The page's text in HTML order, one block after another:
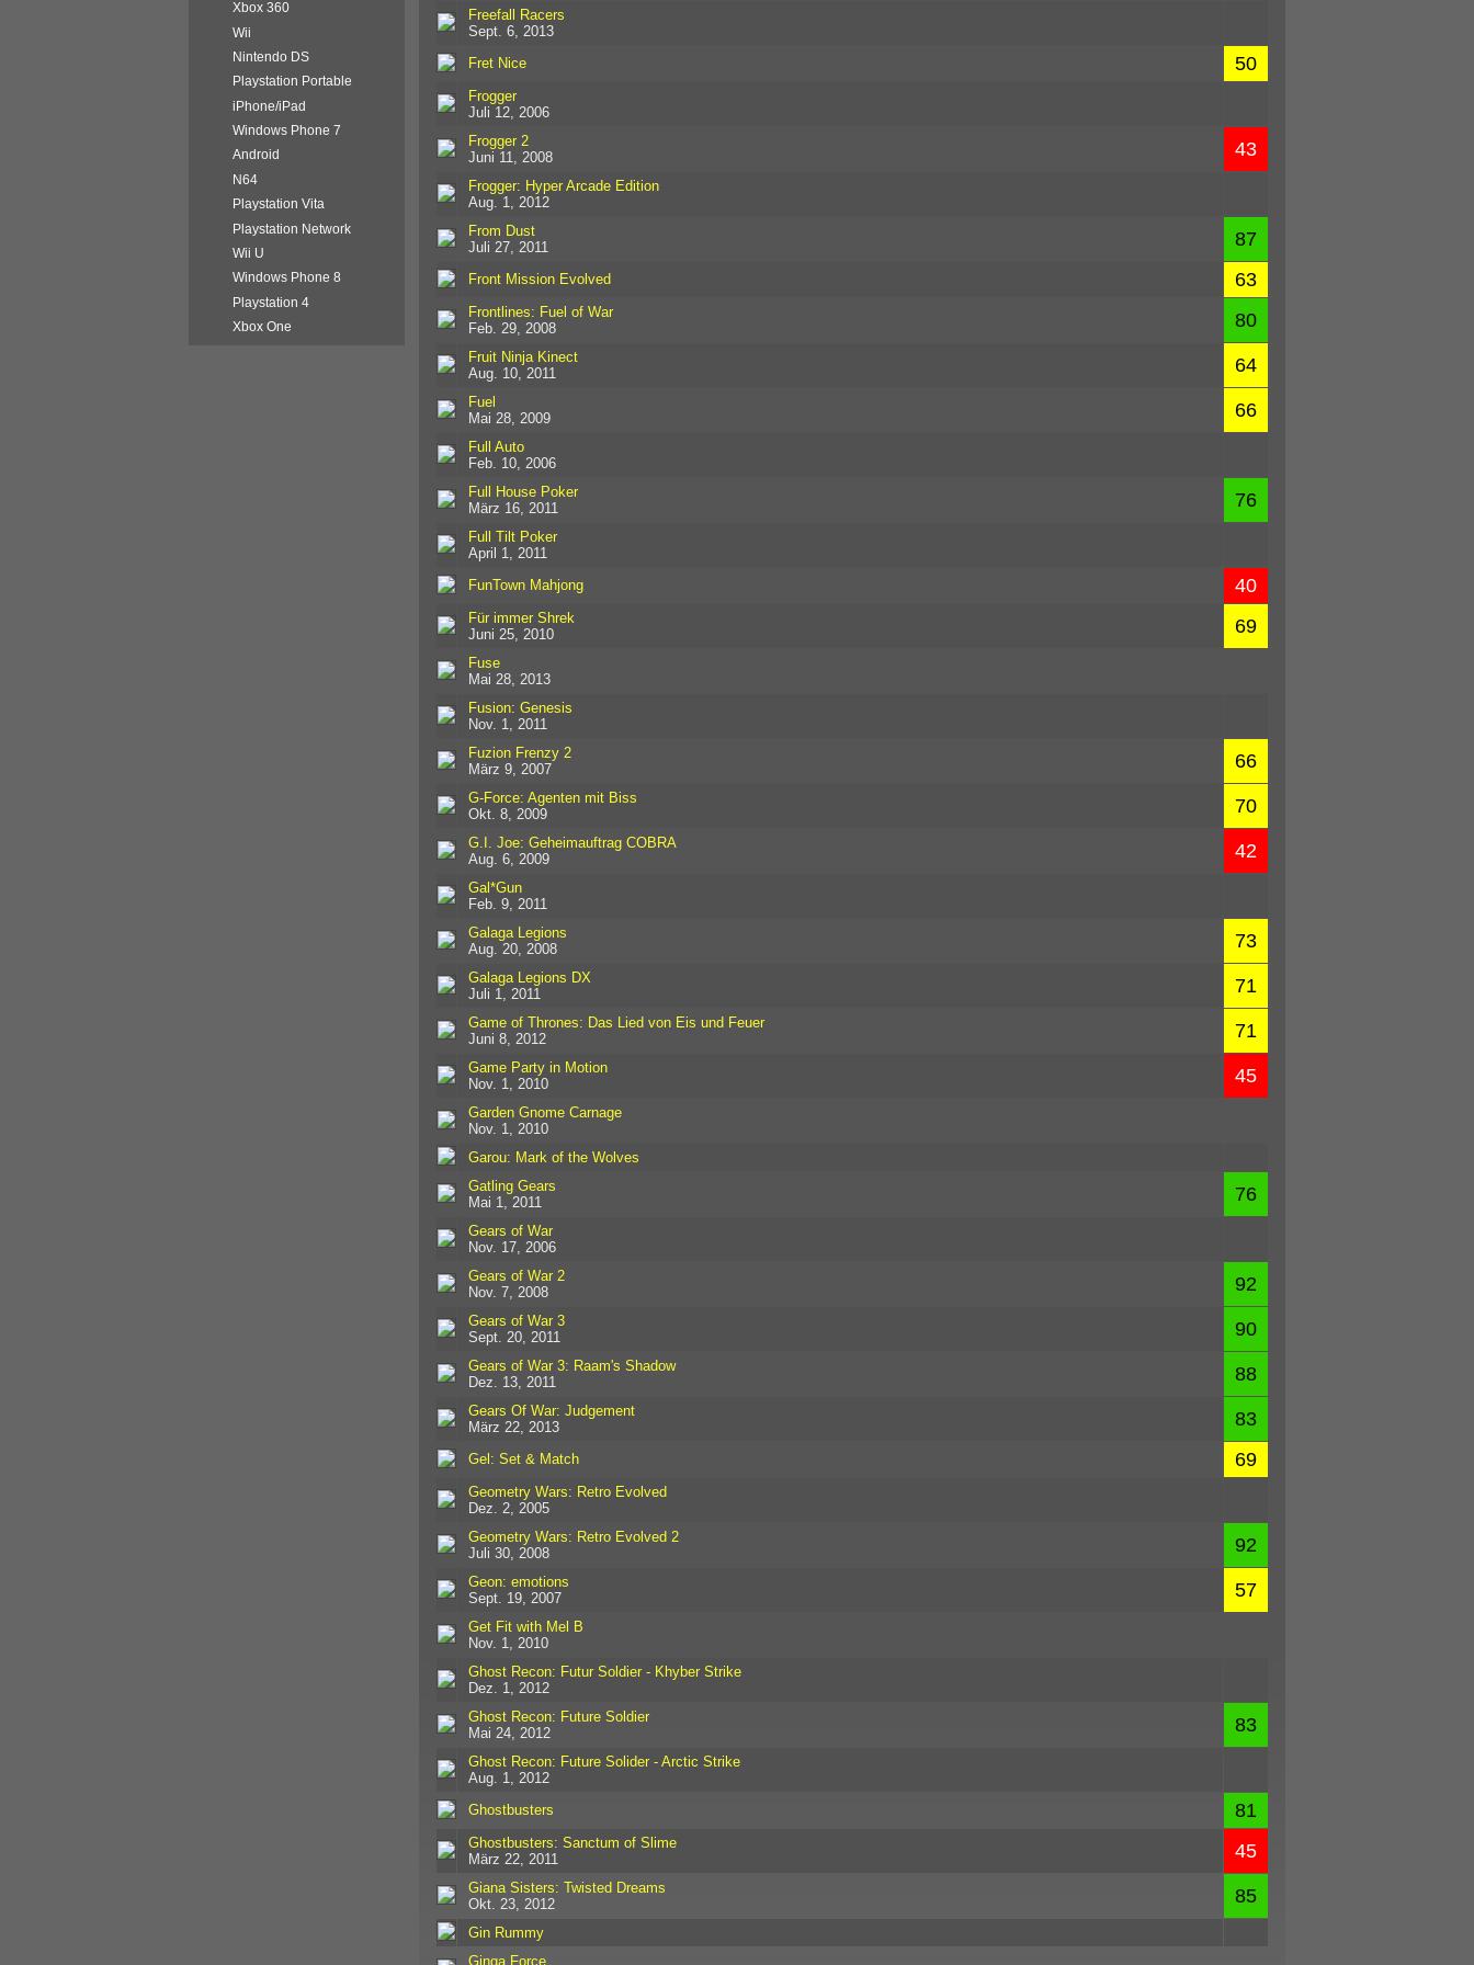
Freefall Racers
Sept. 6, 2013
Fret Nice
50
Frogger
Juli 12, 2006
Frogger 2
Juni 11, 2008
43
Frogger: Hyper Arcade Edition
Aug. 1, 2012
From Dust
Juli 27, 2011
87
Front Mission Evolved 63
Frontlines: Fuel of War
Feb. 29, 2008
80
Fruit Ninja Kinect
Aug. 10, 2011
64
Fuel
Mai 28, 2009
66
Full Auto
Feb. 10, 2006
Full House Poker
März 16, 2011
76
Full Tilt Poker
April 1, 2011
FunTown Mahjong
40
Für immer Shrek
Juni 25, 2010
69
Fuse
Mai 28, 2013
Fusion: Genesis
Nov. 1, 2011
Fuzion Frenzy 2
März 9, 2007
66
G-Force: Agenten mit Biss
Okt. 8, 2009
70
G.I. Joe: Geheimauftrag COBRA
Aug. 6, 2009
42
Gal*Gun
Feb. 9, 2011
Galaga Legions
Aug. 20, 2008
73
Galaga Legions DX
Juli 1, 2011
71
Game of Thrones: Das Lied von Eis und Feuer
Juni 8, 2012
71
Game Party in Motion
Nov. 1, 2010
45
Garden Gnome Carnage
Nov. 1, 2010
Garou: Mark of the Wolves
Gatling Gears
Mai 1, 2011
76
Gears of War
Nov. 17, 2006
Gears of War 2
Nov. 7, 2008
92
Gears of War 3
Sept. 20, 2011
90
Gears of War 3: Raam's Shadow
Dez. 13, 2011
88
Gears Of War: Judgement
März 22, 2013
83
Gel: Set & Match 69
Geometry Wars: Retro Evolved
Dez. 2, 2005
Geometry Wars: Retro Evolved 2
Juli 30, 2008
92
Geon: emotions
Sept. 19, 2007
57
Get Fit with Mel B
Nov. 1, 2010
Ghost Recon: Futur Soldier - Khyber Strike
Dez. 1, 2012
Ghost Recon: Future Soldier
Mai 24, 2012
83
Ghost Recon: Future Solider - Arctic Strike
Aug. 1, 2012
Ghostbusters
81
Ghostbusters: Sanctum of Slime
März 22, 2011
45
Giana Sisters: Twisted Dreams
Okt. 23, 2012
85
Gin Rummy
Ginga Force
Xbox 360
Wii
Nintendo DS
Playstation Portable
iPhone/iPad
Windows Phone 7
Android
N64
Playstation Vita
Playstation Network
Wii U
Windows Phone 8
Playstation 4
Xbox One